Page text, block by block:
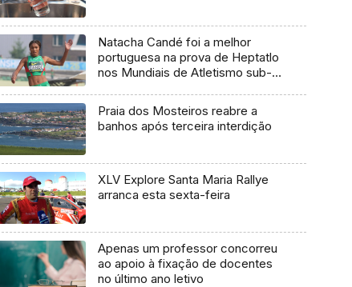
Natacha Candé foi a melhor
portuguesa na prova de Heptatlo
nos Mundiais de Atletismo sub-
Praia dos Mosteiros reabre a
banhos após terceira interdição
XLV Explore Santa Maria Rallye
arranca esta sexta-feira
Apenas um professor concorreu
ao apoio à fixação de docentes
no último ano letivo